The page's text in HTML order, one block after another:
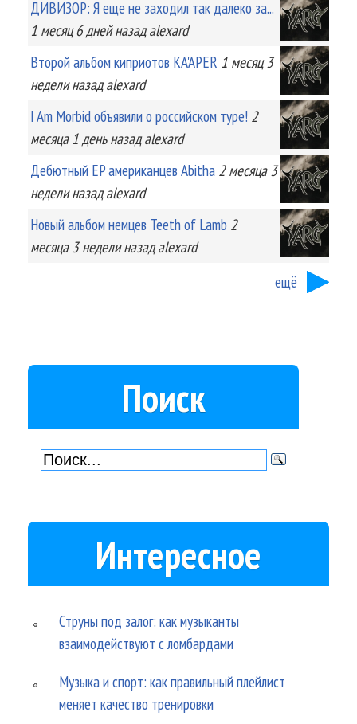
ДИВИЗОР: Я еще не заходил так далеко за...
1 месяц 6 днейназад alexard
Второй альбом киприотов KA'APER 1 месяц 3
неделиназад alexard
I Am Morbid объявили о российском туре! 2
месяца 1 деньназад alexard
Дебютный EP американцев Abitha 2 месяца 3
неделиназад alexard
Новый альбом немцев Teeth of Lamb 2
месяца 3 неделиназад alexard
ещё
Поиск
Интересное
Струны под залог: как музыканты
взаимодействуют с ломбардами
Музыка и спорт: как правильный плейлист
меняет качество тренировки